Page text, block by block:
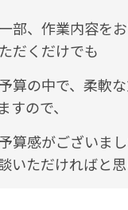
部、作業内容を
だくだけでも
算の中で、柔軟
すので、
算感がございま
いただければと思